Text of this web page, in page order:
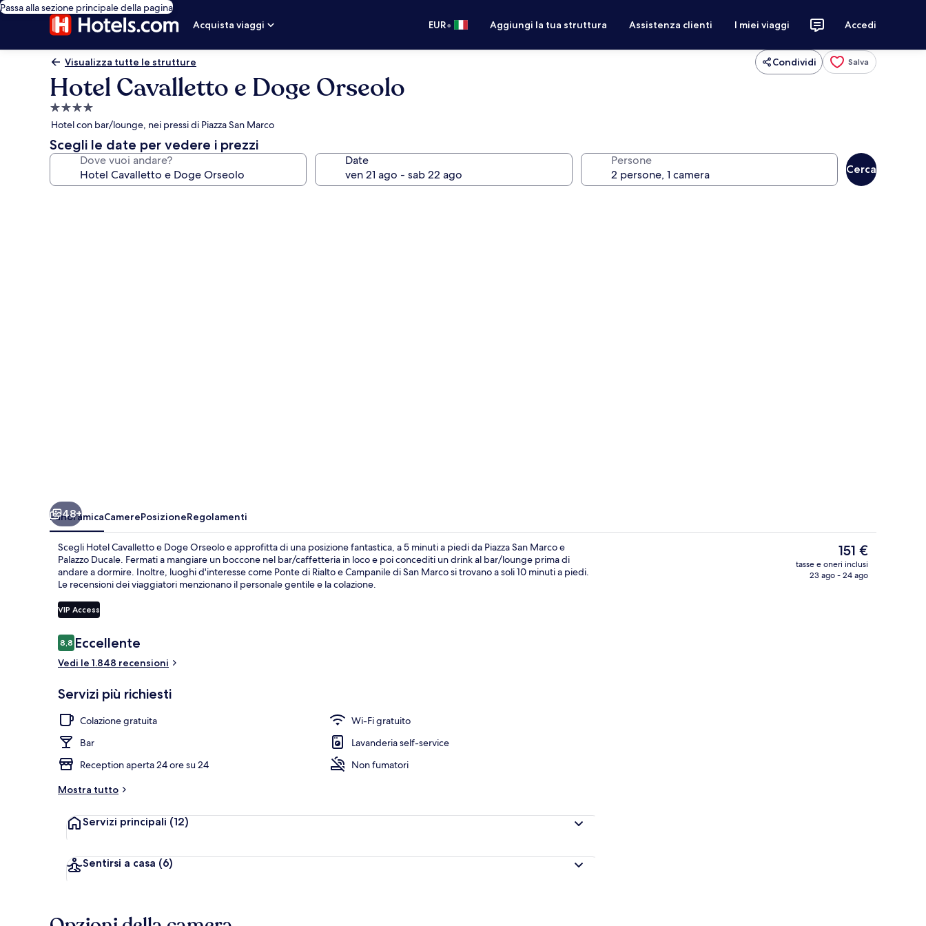
Passa alla sezione principale della pagina
Acquista viaggi
EUR• Aggiungi la tua struttura Assistenza clienti I miei viaggi Accedi
Visualizza tutte le strutture Condividi Salva
Hotel Cavalletto e Doge Orseolo
Struttura
a
4.0
stelle
Hotel con bar/lounge, nei pressi di Piazza San Marco
Scegli le date per vedere i prezzi
Dove vuoi andare? Date Persone
Cerca
Camera con letto matrimoniale o 2
48+
PanoramicaCamerePosizioneRegolamenti
Scegli Hotel Cavalletto e Doge Orseolo e approfitta di una posizione fantastica, a 5 minuti a piedi da Piazza San Marco e
Palazzo Ducale. Fermati a mangiare un boccone nel bar/caffetteria in loco e poi concediti un drink al bar/lounge prima di
andare a dormire. Inoltre, luoghi d'interesse come Ponte di Rialto e Campanile di San Marco si trovano a soli 10 minuti a piedi.
Le recensioni dei viaggiatori menzionano il personale gentile e la colazione.
VIP Access
Recensioni
8,88,8 su 10
Eccellente
Vedi le 1.848 recensioni
Servizi più richiesti
Colazione gratuita
Wi-Fi gratuito
Bar
Lavanderia self-service
Reception aperta 24 ore su 24
Non fumatori
Mostra tutto
Servizi principali (12)
Sentirsi a casa (6)
Il
prezzo
attuale
151 €
tasse e oneri inclusi
23 ago - 24 ago